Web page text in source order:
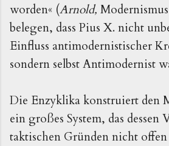
worden« (Arnold,
belegen, dass Pius X. nicht
Einfluss antimodernistischer
sondern selbst Antimodernist
Die Enzyklika konstruiert den
ein großes System, das dessen
taktischen Gründen nicht